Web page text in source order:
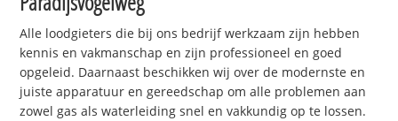
Alle loodgieters die bij ons bedrijf werkzaam zijn hebben
kennis en vakmanschap en zijn professioneel en goed
opgeleid. Daarnaast beschikken wij over de modernste en
juiste apparatuur en gereedschap om alle problemen aan
zowel gas als waterleiding snel en vakkundig op te lossen.